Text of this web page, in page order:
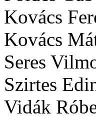
Kovács
Kovács
Seres
Szirtes
Vidák